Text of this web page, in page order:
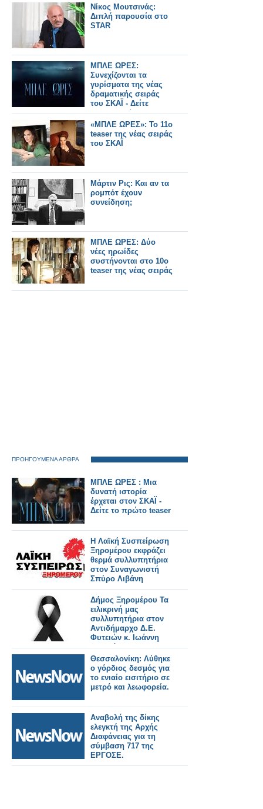
Νίκος Μουτσινάς:
Διπλή παρουσία στο
STAR
ΜΠΛΕ ΩΡΕΣ:
Συνεχίζονται τα
γυρίσματα της νέας
δραματικής σειράς
του ΣΚΑΪ - Δείτε
φωτογραφίες...
«ΜΠΛΕ ΩΡΕΣ»: Το 11ο
teaser της νέας σειράς
του ΣΚΑΪ
Μάρτιν Ρις: Και αν τα
ρομπότ έχουν
συνείδηση;
ΜΠΛΕ ΩΡΕΣ: Δύο
νέες ηρωίδες
συστήνονται στο 10ο
teaser της νέας σειράς
ΠΡΟΗΓΟΥΜΕΝΑ ΑΡΘΡΑ
ΜΠΛΕ ΩΡΕΣ : Μια
δυνατή ιστορία
έρχεται στον ΣΚΑΪ -
Δείτε το πρώτο teaser
Η Λαϊκή Συσπείρωση
Ξηρομέρου εκφράζει
θερμά συλλυπητήρια
στον Συναγωνιστή
Σπύρο Λιβάνη
Δήμος Ξηρομέρου Τα
ειλικρινή μας
συλλυπητήρια στον
Αντιδήμαρχο Δ.Ε.
Φυτειών κ. Ιωάννη
Φλωρόπουλο,
Θεσσαλονίκη: Λύθηκε
ο γόρδιος δεσμός για
το ενιαίο εισιτήριο σε
μετρό και λεωφορεία.
Αναβολή της δίκης
ελεγκτή της Αρχής
Διαφάνειας για τη
σύμβαση 717 της
ΕΡΓΟΣΕ.